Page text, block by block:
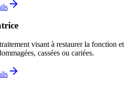
visant à restaurer la fonction et
cassées ou cariées.